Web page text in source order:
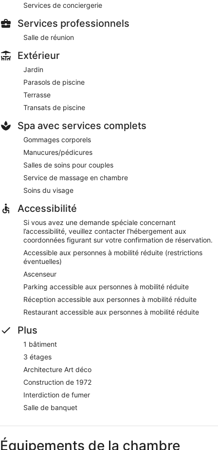
Services de conciergerie
Services professionnels
Salle de réunion
Extérieur
Jardin
Parasols de piscine
Terrasse
Transats de piscine
Spa avec services complets
Gommages corporels
Manucures/pédicures
Salles de soins pour couples
Service de massage en chambre
Soins du visage
Accessibilité
Si vous avez une demande spéciale concernant
l’accessibilité, veuillez contacter l’hébergement aux
coordonnées figurant sur votre confirmation de réservation.
Accessible aux personnes à mobilité réduite (restrictions
éventuelles)
Ascenseur
Parking accessible aux personnes à mobilité réduite
Réception accessible aux personnes à mobilité réduite
Restaurant accessible aux personnes à mobilité réduite
Plus
1 bâtiment
3 étages
Architecture Art déco
Construction de 1972
Interdiction de fumer
Salle de banquet
Équipements de la chambre